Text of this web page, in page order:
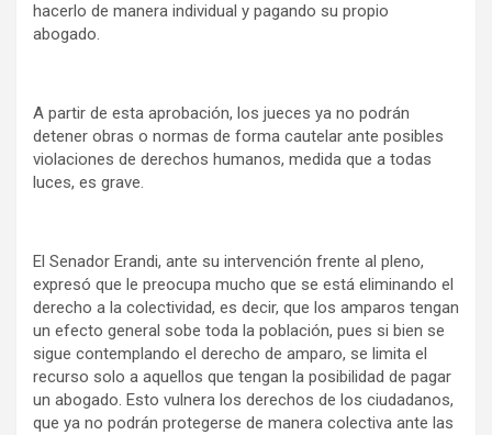
hacerlo de manera individual y pagando su propio
abogado.
A partir de esta aprobación, los jueces ya no podrán
detener obras o normas de forma cautelar ante posibles
violaciones de derechos humanos, medida que a todas
luces, es grave.
El Senador Erandi, ante su intervención frente al pleno,
expresó que le preocupa mucho que se está eliminando el
derecho a la colectividad, es decir, que los amparos tengan
un efecto general sobe toda la población, pues si bien se
sigue contemplando el derecho de amparo, se limita el
recurso solo a aquellos que tengan la posibilidad de pagar
un abogado. Esto vulnera los derechos de los ciudadanos,
que ya no podrán protegerse de manera colectiva ante las